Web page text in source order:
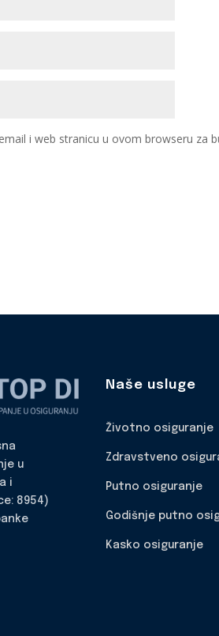
i web stranicu u ovom browseru za
u
i
8954)
Naše usluge
Životno osiguranje
Zdravstveno
Putno osiguranje
Godišnje putno
Kasko osiguranje